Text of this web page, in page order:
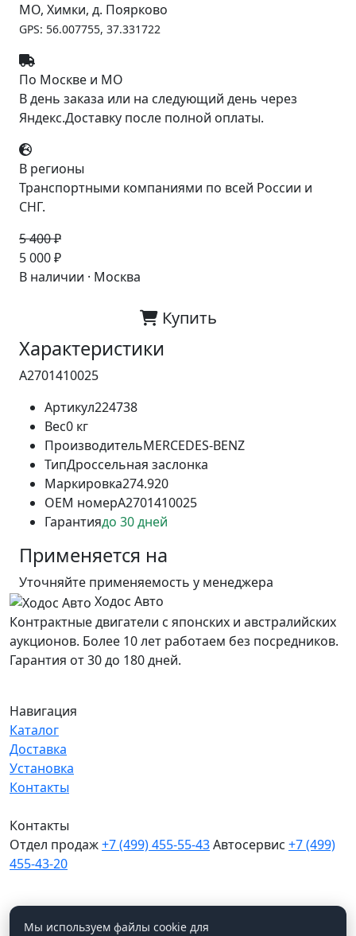
МО, Химки, д. Поярково
GPS: 56.007755, 37.331722
По Москве и МО
В день заказа или на следующий день через
Яндекс.Доставку после полной оплаты.
В регионы
Транспортными компаниями по всей России и
СНГ.
5 400 ₽
5 000 ₽
В наличии · Москва
Купить
Характеристики
A2701410025
Артикул224738
Вес0 кг
ПроизводительMERCEDES-BENZ
ТипДроссельная заслонка
Маркировка274.920
OEM номерA2701410025
Гарантиядо 30 дней
Применяется на
Уточняйте применяемость у менеджера
Ходос Авто
Контрактные двигатели с японских и австралийских
аукционов. Более 10 лет работаем без посредников.
Гарантия от 30 до 180 дней.
Навигация
Каталог
Доставка
Установка
Контакты
Контакты
Отдел продаж+7 (499) 455-55-43Автосервис +7 (499)
455-43-20
Мы в соцсетях
Мы используем файлы cookie для